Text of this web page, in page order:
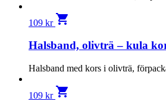
109 kr shopping_cart
Halsband, olivträ – kula
Halsband med kors i olivträ,
109 kr shopping_cart